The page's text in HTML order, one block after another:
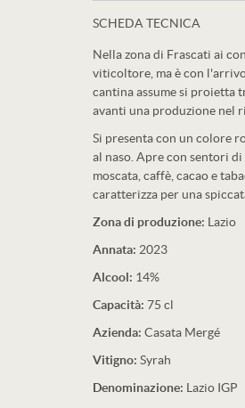
SCHEDA TECNICA
Nella zona di Frascati ai
viticoltore, ma è con
cantina assume si proietta
avanti una produzione nel
Si presenta con un colore
al naso. Apre con sentori
moscata, caffè, cacao e
caratterizza per una
Zona di produzione: Lazio
Annata: 2023
Alcool: 14%
Capacità: 75 cl
Azienda: Casata Mergé
Vitigno: Syrah
Denominazione: Lazio IGP